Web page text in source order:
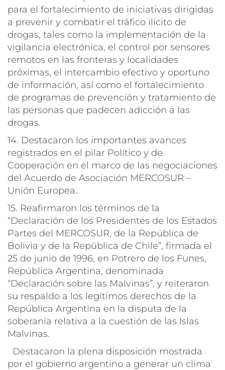
para el fortalecimiento de iniciativas dirigidas
a prevenir y combatir el tráfico ilícito de
drogas, tales como la implementación de la
vigilancia electrónica, el control por sensores
remotos en las fronteras y localidades
próximas, el intercambio efectivo y oportuno
de información, así como el fortalecimiento
de programas de prevención y tratamiento de
las personas que padecen adicción a las
drogas.
14. Destacaron los importantes avances
registrados en el pilar Político y de
Cooperación en el marco de las negociaciones
del Acuerdo de Asociación MERCOSUR –
Unión Europea.
15. Reafirmaron los términos de la
“Declaración de los Presidentes de los Estados
Partes del MERCOSUR, de la República de
Bolivia y de la República de Chile”, firmada el
25 de junio de 1996, en Potrero de los Funes,
República Argentina, denominada
“Declaración sobre las Malvinas”, y reiteraron
su respaldo a los legítimos derechos de la
República Argentina en la disputa de la
soberanía relativa a la cuestión de las Islas
Malvinas.
Destacaron la plena disposición mostrada
por el gobierno argentino a generar un clima